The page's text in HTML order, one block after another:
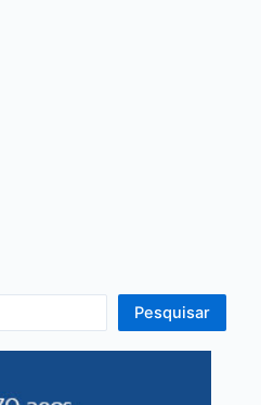
Pesquisar